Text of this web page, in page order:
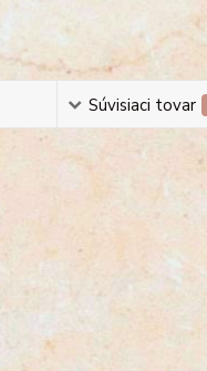
Súvisiaci tovar